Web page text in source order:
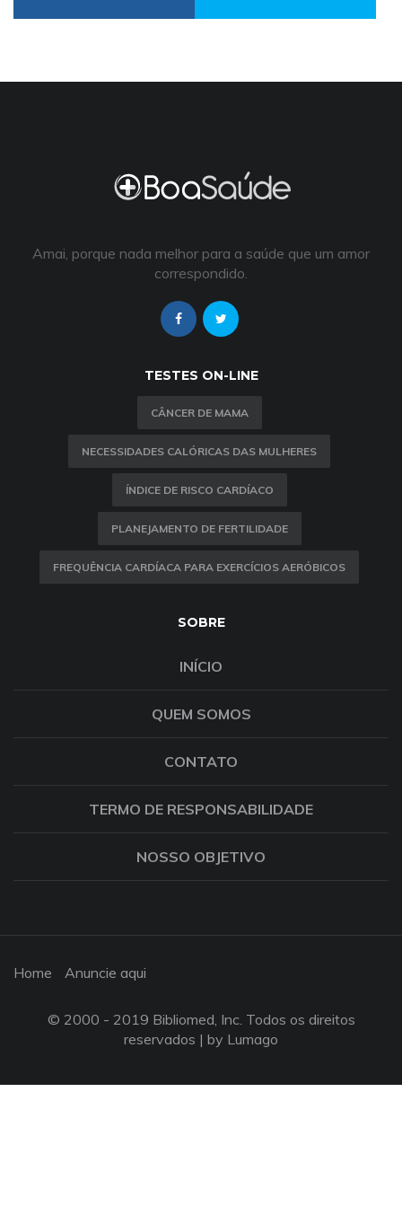
Amai, porque nada melhor para a saúde que um amor
correspondido.
TESTES ON-LINE
CÂNCER DE MAMA
NECESSIDADES CALÓRICAS DAS MULHERES
ÍNDICE DE RISCO CARDÍACO
PLANEJAMENTO DE FERTILIDADE
FREQUÊNCIA CARDÍACA PARA EXERCÍCIOS AERÓBICOS
SOBRE
INÍCIO
QUEM SOMOS
CONTATO
TERMO DE RESPONSABILIDADE
NOSSO OBJETIVO
Home Anuncie aqui
© 2000 - 2019 Bibliomed, Inc. Todos os direitos
reservados | by Lumago